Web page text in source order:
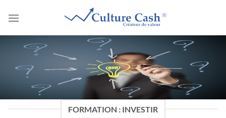
FORMATION : INVESTIR